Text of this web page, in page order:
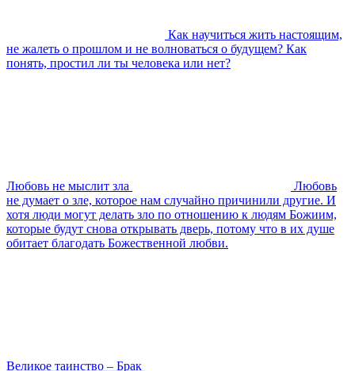
Как научиться жить настоящим,
не жалеть о прошлом и не волноваться о будущем? Как
понять, простил ли ты человека или нет?
Любовь не мыслит зла
Любовь
не думает о зле, которое нам случайно причинили другие. И
хотя люди могут делать зло по отношению к людям Божиим,
которые будут снова открывать дверь, потому что в их душе
обитает благодать Божественной любви.
Великое таинство – Брак